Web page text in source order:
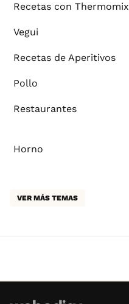
Recetas con Thermomix
Vegui
Recetas de Aperitivos
Pollo
Restaurantes
Horno
VER MÁS TEMAS